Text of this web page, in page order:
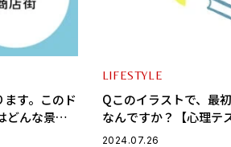
す。このド
どんな景
せる仕事
LIFESTYLE
Qこのイラストで、最
なんですか？【心理テ
タイプは？
2024.07.26